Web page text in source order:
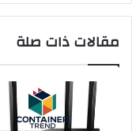
مقالات ذات صلة